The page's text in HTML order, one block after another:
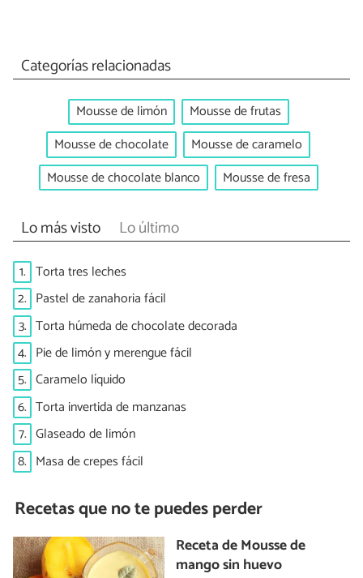
Categorías relacionadas
Mousse de limón
Mousse de frutas
Mousse de chocolate
Mousse de caramelo
Mousse de chocolate blanco
Mousse de fresa
Lo más visto Lo último
1. Torta tres leches
2. Pastel de zanahoria fácil
3. Torta húmeda de chocolate decorada
4. Pie de limón y merengue fácil
5. Caramelo líquido
6. Torta invertida de manzanas
7. Glaseado de limón
8. Masa de crepes fácil
Recetas que no te puedes perder
Receta de Mousse de
mango sin huevo